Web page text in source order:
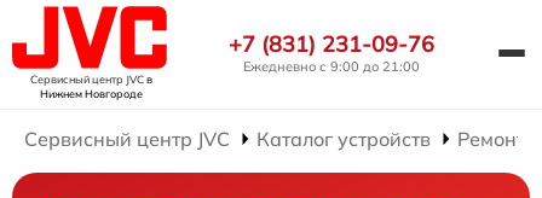
Сервисный центр JVCв
Нижнем Новгороде
+7 (831) 231-09-76
Ежедневно с 9:00 до 21:00
Сервисный центр JVC Каталог устройств Ремонт